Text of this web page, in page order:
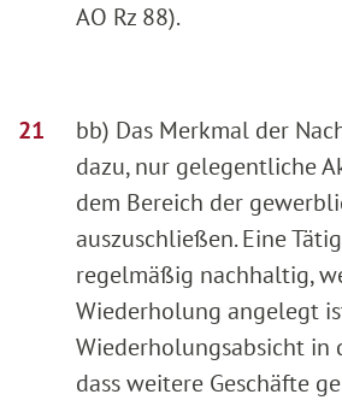
AO Rz 88).
bb) Das Merkmal der
dazu, nur gelegentliche
dem Bereich der
auszuschließen. Eine
regelmäßig nachhaltig,
Wiederholung angelegt
Wiederholungsabsicht in
dass weitere Geschäfte